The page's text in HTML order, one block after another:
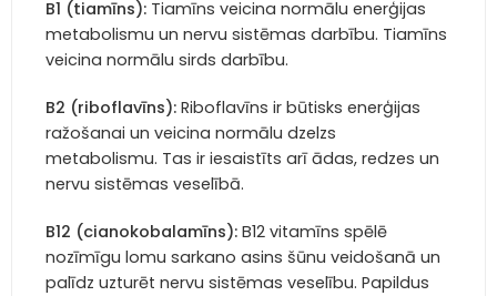
B1 (tiamīns): Tiamīns veicina normālu enerģijas
metabolismu un nervu sistēmas darbību. Tiamīns
veicina normālu sirds darbību.
B2 (riboflavīns): Riboflavīns ir būtisks enerģijas
ražošanai un veicina normālu dzelzs
metabolismu. Tas ir iesaistīts arī ādas, redzes un
nervu sistēmas veselībā.
B12 (cianokobalamīns): B12 vitamīns spēlē
nozīmīgu lomu sarkano asins šūnu veidošanā un
palīdz uzturēt nervu sistēmas veselību. Papildus